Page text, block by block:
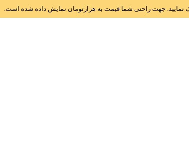
نمایید. جهت راحتی شما قیمت به هزارتومان نمایش داده شده است.